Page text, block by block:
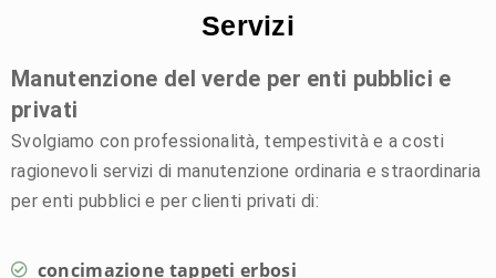
Servizi
Manutenzione del verde per enti pubblici e
privati
Svolgiamo con professionalità, tempestività e a costi
ragionevoli servizi di manutenzione ordinaria e straordinaria
per enti pubblici e per clienti privati di:
concimazione tappeti erbosi